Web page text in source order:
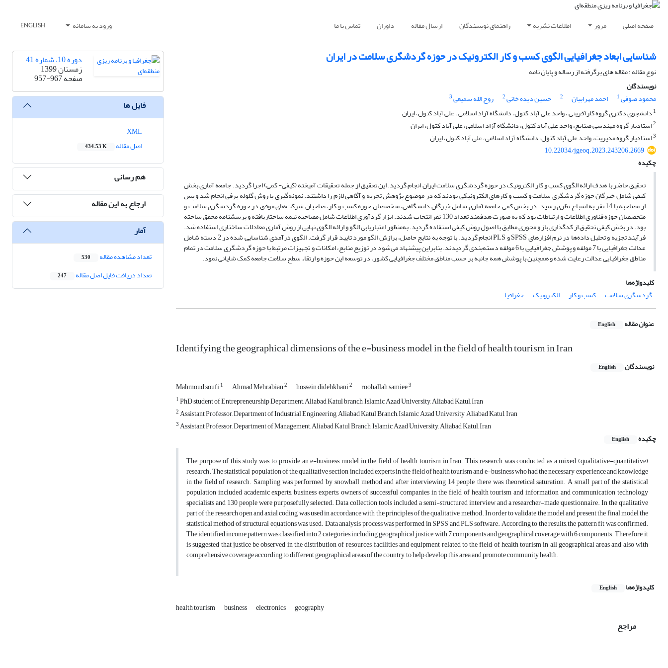
صفحه اصلی مرور اطلاعات نشریه راهنمای نویسندگان ارسال مقاله داوران تماس با ما ورود به سامانه ENGLISH
شناسایی ابعاد جغرافیایی الگوی کسب و کار الکترونیک در حوزه گردشگری سلامت در ایران
نوع مقاله : مقاله های برگرفته از رساله و پایان نامه
نویسندگان
محمود صوفی1 احمد مهرابیان 2 حسین دیده خانی2 روح الله سمیعی3
1 دانشجوی دکتری گروه کارآفرینی ، واحد علی آباد کتول، دانشگاه آزاد اسلامی ، علی آباد کتول، ایران
2استادیار گروه مهندسی صنایع، واحد علی آباد کتول، دانشگاه آزاد اسلامی، علی آباد کتول، ایران
3استادیار گروه مدیریت، واحد علی آباد کتول، دانشگاه آزاد اسلامی، علی آباد کتول، ایران
10.22034/jgeoq.2023.243206.2669
چکیده
تحقیق حاضر با هدف ارائه الگوی کسب و کار الکترونیک در حوزه گردشگری سلامت ایران انجام گردید. این تحقیق از جمله تحقیقات آمیخته (کیفی- کمی) اجرا گردید. جامعه آماری بخش
کیفی شامل خبرگان حوزه گردشگری سلامت و کسب و کارهای الکترونیکی بودند که در موضوع پژوهش تجربه و آگاهی لازم را داشتند. نمونه‌گیری با روش گلوله برفی انجام شد و پس
از مصاحبه با 14 نفر به اشباع نظری رسید. در بخش کمی جامعه آماری شامل خبرگان دانشگاهی، متخصصان حوزه کسب و کار، صاحبان شرکت‌های موفق در حوزه گردشگری سلامت و
متخصصان حوزه فناوری اطلاعات و ارتباطات بود که به صورت هدفمند تعداد 130 نفر انتخاب شدند. ابزار گردآوری اطلاعات شامل مصاحبه نیمه ساختاریافته و پرسشنامه محقق ساخته
بود. در بخش کیفی تحقیق از کدگذاری باز و محوری مطابق با اصول روش کیفی استفاده گردید. به‌منظور اعتباریابی الگو و ارائه الگوی نهایی از روش آماری معادلات ساختاری استفاده شد.
فرآیند تجزیه و تحلیل داده‌ها در نرم افزارهای SPSS و PLS انجام گردید. با توجه به نتایج حاصل، برازش الگو مورد تایید قرار گرفت. الگوی درآمدی شناسایی شده در 2 دسته شامل
عدالت جغرافیایی با 7 مولفه و پوشش جغرافیایی با 6 مولفه دسته‌بندی گردیدند. بنابراین پیشنهاد می‌شود در توزیع منابع، امکانات و تجهیزات مرتبط با حوزه گردشگری سلامت در تمام
مناطق جغرافیایی عدالت رعایت شده و همچنین با پوشش همه جانبه بر حسب مناطق مختلف جغرافیایی کشور، در توسعه این حوزه و ارتقاء سطح سلامت جامعه کمک شایانی نمود.
کلیدواژه‌ها
گردشگری سلامت
کسب و کار الکترونیک جغرافیا
عنوان مقاله English
Identifying the geographical dimensions of the e-business model in the field of health tourism in Iran
نویسندگان English
Mahmoud soufi1 Ahmad Mehrabian2 hossein didehkhani2 roohallah samiee3
1PhD student of Entrepreneurship Department, Aliabad Katul branch, Islamic Azad University, Aliabad Katul, Iran
2Assistant Professor, Department of Industrial Engineering, Aliabad Katul Branch, Islamic Azad University, Aliabad Katul, Iran
3Assistant Professor, Department of Management, Aliabad Katul Branch, Islamic Azad University, Aliabad Katul, Iran
چکیده
English
The purpose of this study was to provide an e-business model in the field of health tourism in Iran. This research was conducted as a mixed (qualitative-quantitative)
research. The statistical population of the qualitative section included experts in the field of health tourism and e-business who had the necessary experience and knowledge
in the field of research. Sampling was performed by snowball method and after interviewing 14 people, there was theoretical saturation. A small part of the statistical
population included academic experts, business experts, owners of successful companies in the field of health tourism and information and communication technology
specialists and 130 people were purposefully selected. Data collection tools included a semi-structured interview and a researcher-made questionnaire. In the qualitative
part of the research open and axial coding was used in accordance with the principles of the qualitative method. In order to validate the model and present the final model the
statistical method of structural equations was used. Data analysis process was performed in SPSS and PLS software. According to the results, the pattern fit was confirmed.
The identified income pattern was classified into 2 categories including geographical justice with 7 components and geographical coverage with 6 components. Therefore, it
is suggested that justice be observed in the distribution of resources, facilities and equipment related to the field of health tourism in all geographical areas and also with
comprehensive coverage according to different geographical areas of the country, to help develop this area and promote community health.
کلیدواژه‌ها English
health tourism business electronics geography
مراجع
دوره 10، شماره 41
زمستان 1399
صفحه957-967
فایل ها
اصل مقاله
434.53 K
هم رسانی
ارجاع به این مقاله
آمار
تعداد مشاهده مقاله 530
تعداد دریافت فایل اصل مقاله 247